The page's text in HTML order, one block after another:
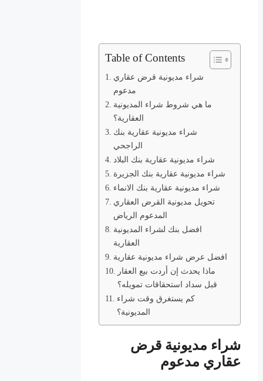
Table of Contents
شراء مديونية قرض عقاري
مدعوم
ما هي شروط شراء المديونية
العقارية؟
شراء مديونية عقارية بنك
الراجحي
شراء مديونية عقارية بنك البلاد
شراء مديونية عقارية بنك الجزيرة
شراء مديونية عقارية بنك الانماء
تحويل مديونية القرض العقاري
المدعوم الرياض
افضل بنك لشراء المديونية
العقارية
افضل عرض شراء مديونية عقارية
ماذا يحدث إن أردت بيع العقار
قبل سداد استحقاقات تمويله؟
كم يستغرق وقت شراء
المديونية؟
شراء مديونية قرض
عقاري مدعوم